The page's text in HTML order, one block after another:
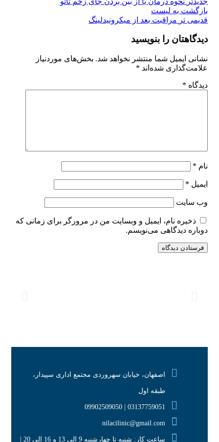
بازگشت به لیست
قدیمی تر مراقبت بعد از میکرونیدلینگ
دیدگاهتان را بنویسید
نشانی ایمیل شما منتشر نخواهد شد. بخش‌های موردنیاز
علامت‌گذاری شده‌اند *
دیدگاه *
نام *
ایمیل *
وب‌ سایت
ذخیره نام، ایمیل و وبسایت من در مرورگر برای زمانی که
دوباره دیدگاهی می‌نویسم.
اصفهان، خیابان سهروردی مجتمع اداری سپیدار،
طبقه اول
03137759051 | 09902509050
nilacilinic@gmail.com
ساعت کار: شنبه تا چهارشنبه 9 الی 13 و 16 الی 20 |